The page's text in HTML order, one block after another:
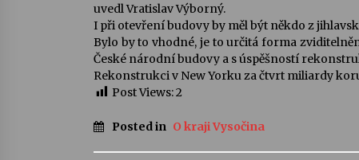
uvedl Vratislav Výborný.
I při otevření budovy by měl být někdo z
Bylo by to vhodné, je to určitá forma
České národní budovy a s úspěšností
Rekonstrukci v New Yorku za čtvrt miliardy
Post Views:2
Posted in O kraji Vysočina